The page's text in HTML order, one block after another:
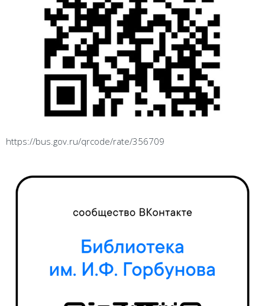
https://bus.gov.ru/qrcode/rate/356709